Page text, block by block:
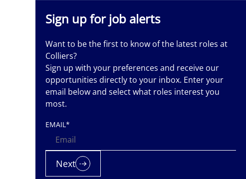
is a
Let us
it.
Sign up for job alerts
Want to be the first to know of the latest roles at
Colliers?
Sign up with your preferences and receive our
opportunities directly to your inbox. Enter your
email below and select what roles interest you
most.
EMAIL*
Next